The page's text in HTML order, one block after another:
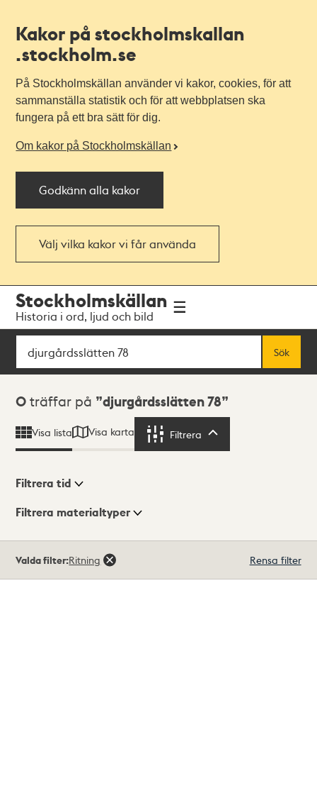
Kakor på stockholmskallan
.stockholm.se
På Stockholmskällan använder vi kakor, cookies, för att
sammanställa statistik och för att webbplatsen ska
fungera på ett bra sätt för dig.
Om kakor på Stockholmskällan
Godkänn alla kakor
Välj vilka kakor vi får använda
navigationen
huvudinnehållet
Stockholmskällan
Historia i ord, ljud och bild
Sök
Sök
Sökresultat
0 träffar på djurgårdsslätten 78
Visa lista Visa karta Filtrera
Visningsläge
Filtrera tid
Filtrera materialtyper
träffar
Valda filter:Ritning Rensa filter